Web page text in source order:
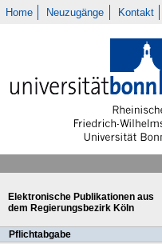
Home Neuzugänge Kontakt
Elektronische Publikationen aus
dem Regierungsbezirk Köln
Pflichtabgabe